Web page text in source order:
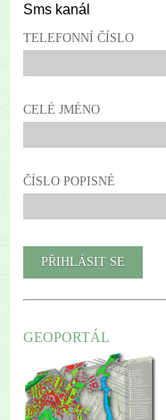
Sms kanál
TELEFONNÍ ČÍSLO
CELÉ JMÉNO
ČÍSLO POPISNÉ
GEOPORTÁL